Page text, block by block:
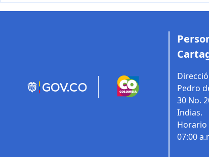
Pedro
30 No.
Indias.
Horario
07:00